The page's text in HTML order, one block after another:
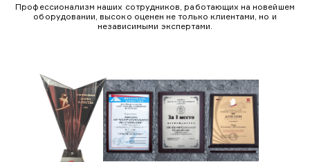
Профессионализм наших сотрудников, работающих на новейшем
оборудовании, высоко оценен не только клиентами, но и
независимыми экспертами.